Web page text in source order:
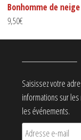
Bonhomme de neige
9,50€
Saisissez votre
informations sur
les événements.
Adresse e-mail